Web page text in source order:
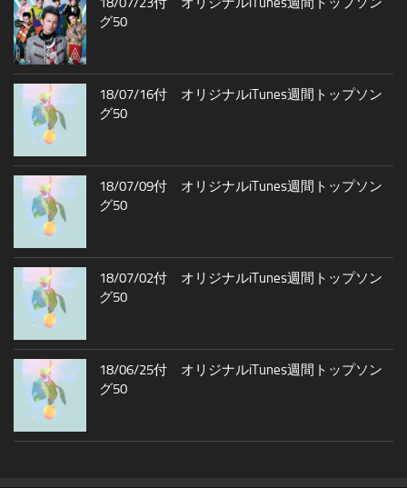
グ50
18/07/16付 オリジナルiTunes週間トップソン
グ50
18/07/09付 オリジナルiTunes週間トップソン
グ50
18/07/02付 オリジナルiTunes週間トップソン
グ50
18/06/25付 オリジナルiTunes週間トップソン
グ50